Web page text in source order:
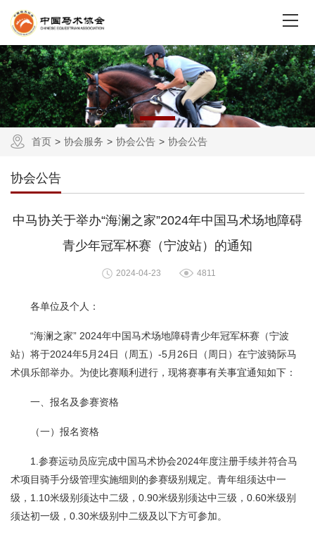
首页 协会服务 协会公告 协会公告
协会公告
中马协关于举办“海澜之家”2024年中国马术场地障碍
青少年冠军杯赛（宁波站）的通知
2024-04-23 4811
各单位及个人：
“海澜之家” 2024年中国马术场地障碍青少年冠军杯赛（宁波
站）将于2024年5月24日（周五）-5月26日（周日）在宁波骑际马
术俱乐部举办。为使比赛顺利进行，现将赛事有关事宜通知如下：
一、报名及参赛资格
（一）报名资格
1.参赛运动员应完成中国马术协会2024年度注册手续并符合马
术项目骑手分级管理实施细则的参赛级别规定。青年组须达中一
级，1.10米级别须达中二级，0.90米级别须达中三级，0.60米级别
须达初一级，0.30米级别中二级及以下方可参加。